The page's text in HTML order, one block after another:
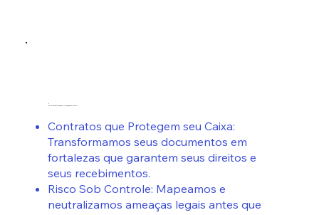
3.
Blinde sua Operação. Cresça sem Medo.
Contratos que Protegem seu Caixa:
Transformamos seus documentos em
fortalezas que garantem seus direitos e
seus recebimentos.
Risco Sob Controle: Mapeamos e
neutralizamos ameaças legais antes que